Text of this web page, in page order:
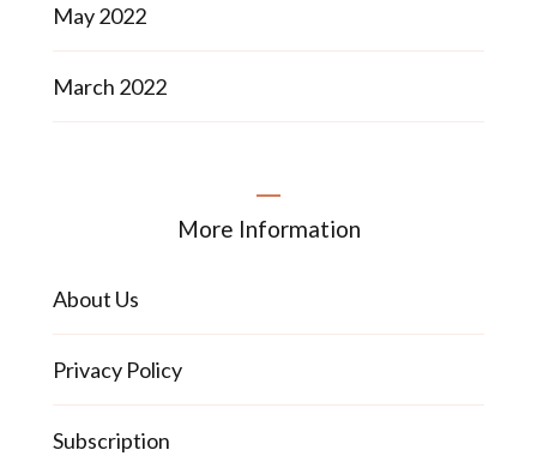
May 2022
March 2022
More Information
About Us
Privacy Policy
Subscription